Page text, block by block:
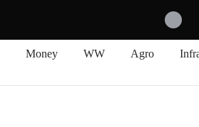
Money WW Agro